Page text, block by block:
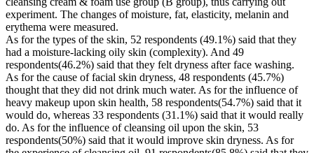
experiment. The changes of moisture, fat, elasticity, melanin and
erythema were measured.
As for the types of the skin, 52 respondents (49.1%) said that they
had a moisture-lacking oily skin (complexity). And 49
respondents(46.2%) said that they felt dryness after face washing.
As for the cause of facial skin dryness, 48 respondents (45.7%)
thought that they did not drink much water. As for the influence of
heavy makeup upon skin health, 58 respondents(54.7%) said that it
would do, whereas 33 respondents (31.1%) said that it would really
do. As for the influence of cleansing oil upon the skin, 53
respondents(50%) said that it would improve skin dryness. As for